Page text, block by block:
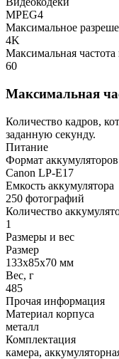
MPEG4
Максимальное
4K
Максимальная
60
Максимальная
Количество кадров,
заданную секунду.
Питание
Формат аккумуляторов
Canon LP-E17
Емкость аккумулятора
250 фотографий
Количество
1
Размеры и вес
Размер
133x85x70 мм
Вес, г
485
Прочая информация
Материал корпуса
металл
Комплектация
камера,